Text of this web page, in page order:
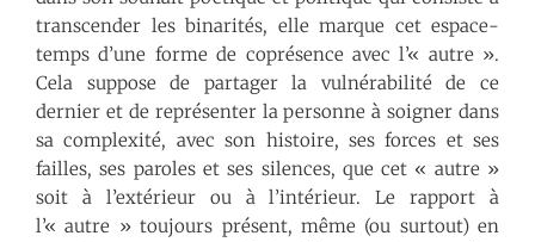
transcender les binarités, elle marque cet espace-
temps d’une forme de coprésence avec l’« autre ».
Cela suppose de partager la vulnérabilité de ce
dernier et de représenter la personne à soigner dans
sa complexité, avec son histoire, ses forces et ses
failles, ses paroles et ses silences, que cet « autre »
soit à l’extérieur ou à l’intérieur. Le rapport à
l’« autre » toujours présent, même (ou surtout) en